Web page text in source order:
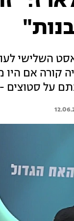
השלישי
קורה אם
על סטוצים